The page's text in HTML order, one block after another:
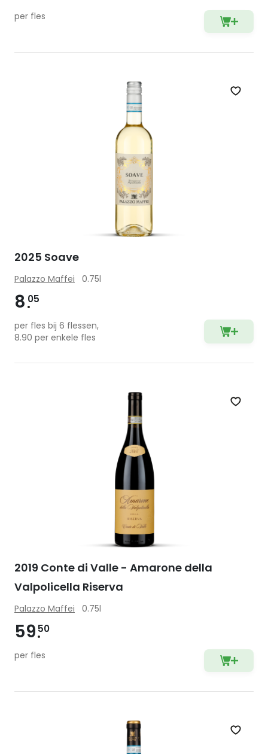
per fles
Zet
2025 Soave
Palazzo Maffei 0.75l
8 05
per fles bij 6 flessen,
8.90 per enkele fles
Zet
2019 Conte di Valle - Amarone della
Valpolicella Riserva
Palazzo Maffei 0.75l
59 50
per fles
Zet